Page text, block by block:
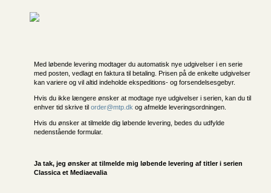
Med løbende levering modtager du automatisk nye udgivelser i en serie
med posten, vedlagt en faktura til betaling. Prisen på de enkelte udgivelser
kan variere og vil altid indeholde ekspeditions- og forsendelsesgebyr.
Hvis du ikke længere ønsker at modtage nye udgivelser i serien, kan du til
enhver tid skrive til order@mtp.dk og afmelde leveringsordningen.
Hvis du ønsker at tilmelde dig løbende levering, bedes du udfylde
nedenstående formular.
Ja tak, jeg ønsker at tilmelde mig løbende levering af titler i serien
Classica et Mediaevalia